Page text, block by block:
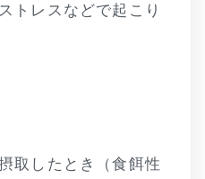
トレスなどで起こり
取したとき（食餌性